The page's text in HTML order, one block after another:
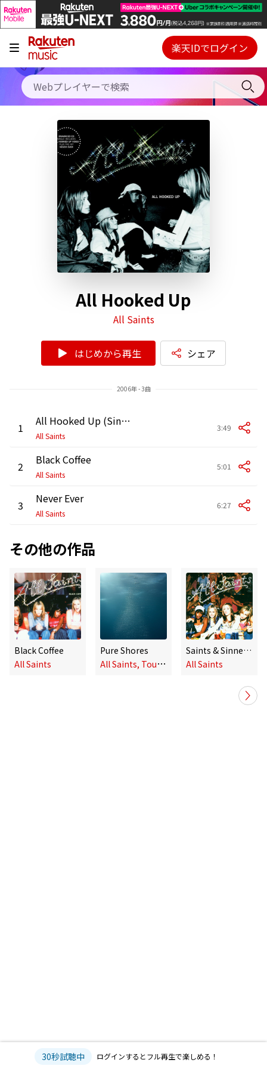
キャンペーン
料金プラン
使い方
初回30日間無料お試し
Webプレイヤー
ご契約内容の確認・変更
楽天IDでログイン
All Hooked Up
All Saints
はじめから再生 シェア
2006年 - 3曲
1 All Hooked Up (Single Version)
All Saints
3:49
2 Black Coffee
All Saints
5:01
3 Never Ever
All Saints
6:27
その他の作品
Black Coffee
All Saints
Pure Shores
A
ll Saints, Tourist
Saints & Sinners (25th Anniversary Edition)
All Saints
30秒試聴中 ログインするとフル再生で楽しめる！